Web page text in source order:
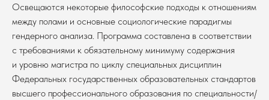
Освещаются некоторые философские подходы к отношениям
между полами и основные социологические парадигмы
гендерного анализа. Программа cоставлена в соответствии
с требованиями к обязательному минимуму содержания
и уровню магистра по циклу специальных дисциплин
Федеральных государственных образовательных стандартов
высшего профессионального образования по специальности/